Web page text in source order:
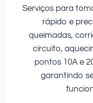
Serviços para
rápido e
queimadas,
circuito,
pontos 10A e
garantindo